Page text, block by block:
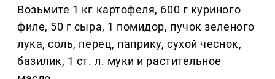
Возьмите 1 кг картофеля, 600 г куриного
филе, 50 г сыра, 1 помидор, пучок зеленого
лука, соль, перец, паприку, сухой чеснок,
базилик, 1 ст. л. муки и растительное